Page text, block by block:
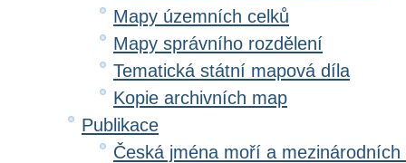
Mapy územních celků
Mapy správního rozdělení
Tematická státní mapová díla
Kopie archivních map
Publikace
Česká jména moří a